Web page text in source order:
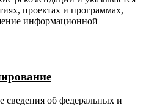
проектах и программах,
информационной
сведения об федеральных и